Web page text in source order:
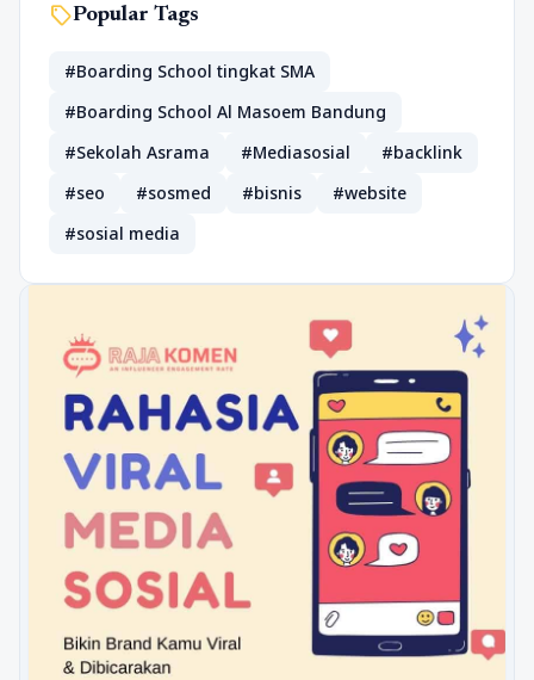
sellPopular Tags
#Boarding School tingkat SMA
#Boarding School Al Masoem Bandung
#Sekolah Asrama
#Mediasosial
#backlink
#seo
#sosmed #bisnis
#website
#sosial media